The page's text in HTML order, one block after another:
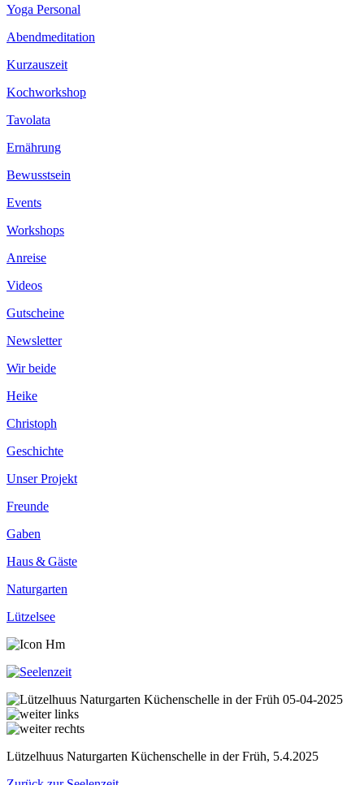
Yoga Personal
Abendmeditation
Kurzauszeit
Kochworkshop
Tavolata
Ernährung
Bewusstsein
Events
Workshops
Anreise
Videos
Gutscheine
Newsletter
Wir beide
Heike
Christoph
Geschichte
Unser Projekt
Freunde
Gaben
Haus & Gäste
Naturgarten
Lützelsee
Lützelhuus Naturgarten Küchenschelle in der Früh, 5.4.2025